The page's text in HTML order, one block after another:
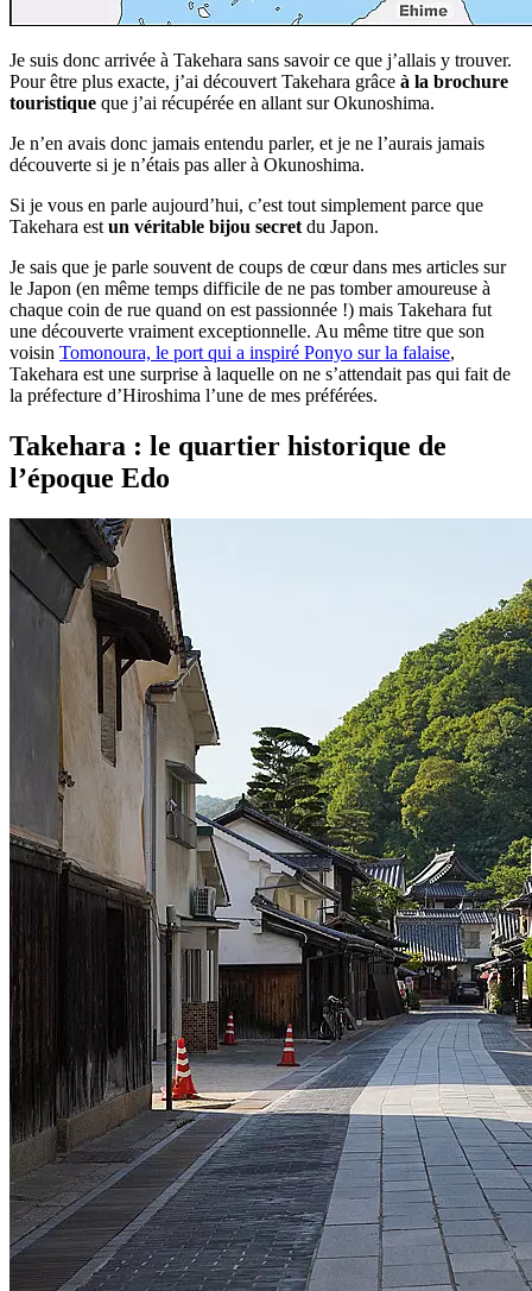
Je suis donc arrivée à Takehara sans savoir ce que j’allais y trouver.
Pour être plus exacte, j’ai découvert Takehara grâce à la brochure
touristique que j’ai récupérée en allant sur Okunoshima.
Je n’en avais donc jamais entendu parler, et je ne l’aurais jamais
découverte si je n’étais pas aller à Okunoshima.
Si je vous en parle aujourd’hui, c’est tout simplement parce que
Takehara est un véritable bijou secret du Japon.
Je sais que je parle souvent de coups de cœur dans mes articles sur
le Japon (en même temps difficile de ne pas tomber amoureuse à
chaque coin de rue quand on est passionnée !) mais Takehara fut
une découverte vraiment exceptionnelle. Au même titre que son
voisin Tomonoura, le port qui a inspiré Ponyo sur la falaise,
Takehara est une surprise à laquelle on ne s’attendait pas qui fait de
la préfecture d’Hiroshima l’une de mes préférées.
Takehara : le quartier historique de
l’époque Edo